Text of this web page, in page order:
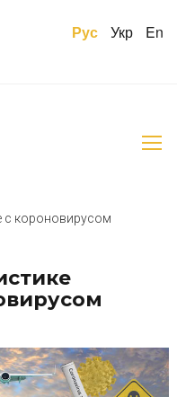
Рус Укр En
с короновирусом